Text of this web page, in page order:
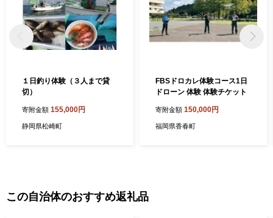
１日釣り体験（３人まで貸
切）
寄附金額 155,000円
静岡県松崎町
FBSドロカレ体験コース1日
ドローン 体験 体験チケット
寄附金額 150,000円
福岡県香春町
この自治体のおすすめ返礼品